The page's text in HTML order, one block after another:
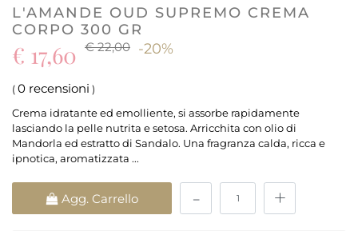
L'AMANDE OUD SUPREMO CREMA
CORPO 300 GR
€ 22,00 -20%
€ 17,60
( 0 recensioni )
Crema idratante ed emolliente, si assorbe rapidamente
lasciando la pelle nutrita e setosa. Arricchita con olio di
Mandorla ed estratto di Sandalo. Una fragranza calda, ricca e
ipnotica, aromatizzata ...
Agg. Carrello